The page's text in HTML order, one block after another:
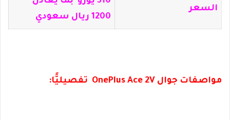
السعر
1200 ريال سعودي
مواصفات جوال OnePlus Ace 2V تفصيليًّا: